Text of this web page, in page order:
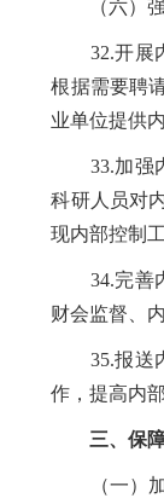
（六）强
32.开展内
根据需要聘
业单位提供
33.加强内
科研人员对
现内部控制
34.完善内
财会监督、
35.报送内
作，提高内
三、保
（一）加